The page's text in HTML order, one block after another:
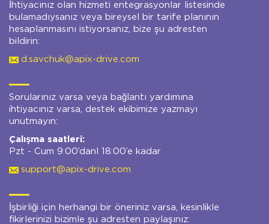
İhtiyacınız olan hizmeti entegrasyonlar listesinde
bulamadıysanız veya bireysel bir tarife planının
hesaplanmasını istiyorsanız, bize şu adresten
bildirin:
d.savchuk@apix-drive.com
Sorularınız varsa veya bağlantı yardımına
ihtiyacınız varsa, destek ekibimize yazmayı
unutmayın:
Çalışma saatleri:
Pzt - Cum 9:00’danl 18:00’e kadar
support@apix-drive.com
İşbirliği için herhangi bir öneriniz varsa, kesinlikle
fikirlerinizi bizimle şu adresten paylaşınız: